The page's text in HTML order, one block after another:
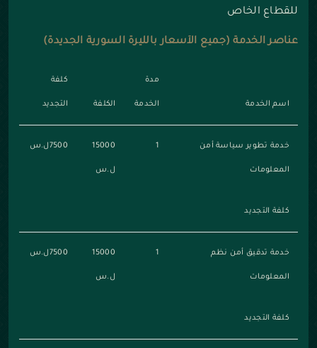
للقطاع الخاص
عناصر الخدمة (جميع الأسعار بالليرة السورية الجديدة)
اسم الخدمة
مدة
الخدمة الكلفة
كلفة
التجديد
خدمة تطوير سياسة أمن
المعلومات
1
15000
ل.س
7500ل.س
كلفة التجديد
خدمة تدقيق أمن نظم
المعلومات
1
15000
ل.س
7500ل.س
كلفة التجديد